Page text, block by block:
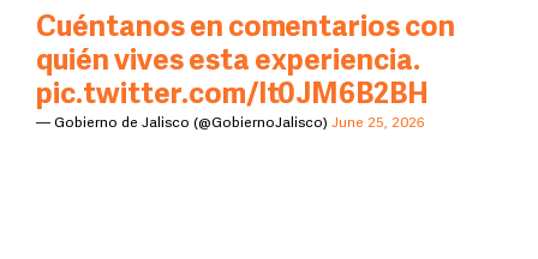
Cuéntanos en comentarios con
quién vives esta experiencia.
pic.twitter.com/lt0JM6B2BH
— Gobierno de Jalisco (@GobiernoJalisco) June 25, 2026